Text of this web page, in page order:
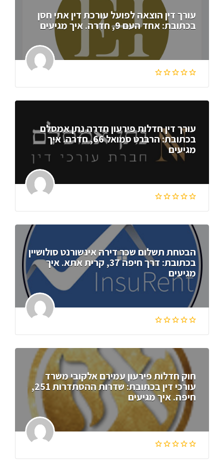
עורך דין הוצאה לפועל עורכת דין אתי חסן
בכתובת: אחד העם 9, חדרה. איך מגיעים
עורך דין חדלות פירעון חדרה נתן אמסלם
בכתובת: הרברט סמואל 66, חדרה. איך
מגיעים
הבטחת תשלום שכר דירה אינשורנט סולושיין
בכתובת: דרך חיפה 37, קרית אתא. איך
מגיעים
חוק חדלות פירעון עמירם אלקובי משרד
עורכי דין בכתובת: שדרות ההסתדרות 251,
חיפה. איך מגיעים